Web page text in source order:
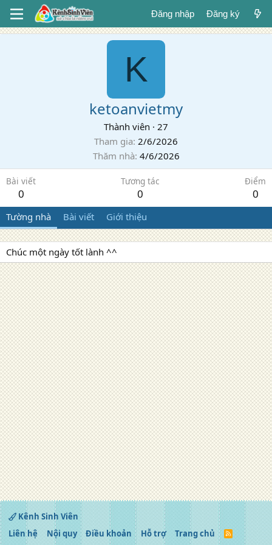
Đăng nhập Đăng ký
K
ketoanvietmy
Thành viên · 27
Tham gia 2/6/2026
Thăm nhà 4/6/2026
Bài viết
0
Tương tác
0
Điểm
0
Tường nhà Bài viết Giới thiệu
Chúc một ngày tốt lành ^^
Kênh Sinh Viên
Liên hệ
Nội quy Điều khoản Hỗ trợ Trang chủ
R